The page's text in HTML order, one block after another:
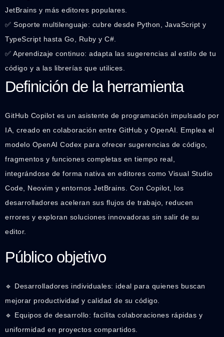
JetBrains y más editores populares.
✅ Soporte multilenguaje: cubre desde Python, JavaScript y
TypeScript hasta Go, Ruby y C#.
✅ Aprendizaje continuo: adapta las sugerencias al estilo de tu
código y a las librerías que utilices.
Definición de la herramienta
GitHub Copilot es un asistente de programación impulsado por
IA, creado en colaboración entre GitHub y OpenAI. Emplea el
modelo OpenAI Codex para ofrecer sugerencias de código,
fragmentos y funciones completas en tiempo real,
integrándose de forma nativa en editores como Visual Studio
Code, Neovim y entornos JetBrains. Con Copilot, los
desarrolladores aceleran sus flujos de trabajo, reducen
errores y exploran soluciones innovadoras sin salir de su
editor.
Público objetivo
🔹 Desarrolladores individuales: ideal para quienes buscan
mejorar productividad y calidad de su código.
🔹 Equipos de desarrollo: facilita colaboraciones rápidas y
uniformidad en proyectos compartidos.